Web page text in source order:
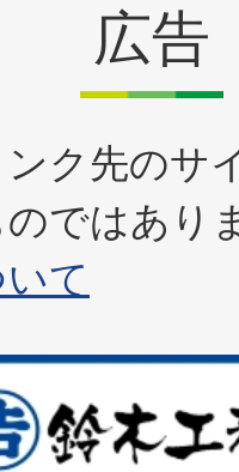
広告
ク先のサ
ではあり
て